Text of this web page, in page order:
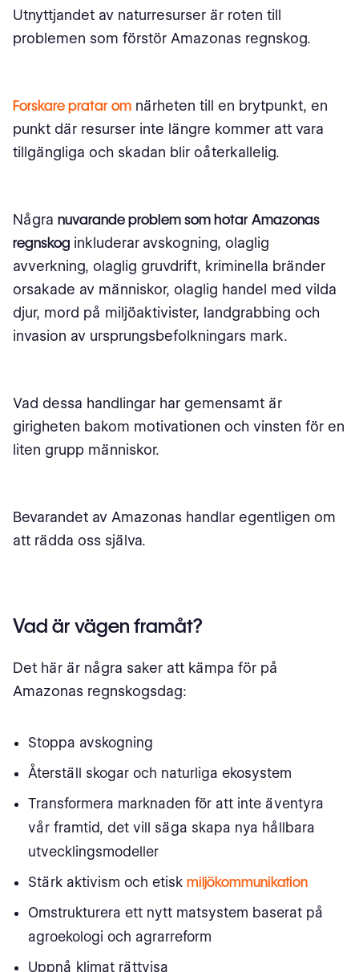
Utnyttjandet av naturresurser är roten till
problemen som förstör Amazonas regnskog.
Forskare pratar om närheten till en brytpunkt, en
punkt där resurser inte längre kommer att vara
tillgängliga och skadan blir oåterkallelig.
Några nuvarande problem som hotar Amazonas
regnskog inkluderar avskogning, olaglig
avverkning, olaglig gruvdrift, kriminella bränder
orsakade av människor, olaglig handel med vilda
djur, mord på miljöaktivister, landgrabbing och
invasion av ursprungsbefolkningars mark.
Vad dessa handlingar har gemensamt är
girigheten bakom motivationen och vinsten för en
liten grupp människor.
Bevarandet av Amazonas handlar egentligen om
att rädda oss själva.
Vad är vägen framåt?
Det här är några saker att kämpa för på
Amazonas regnskogsdag:
Stoppa avskogning
Återställ skogar och naturliga ekosystem
Transformera marknaden för att inte äventyra
vår framtid, det vill säga skapa nya hållbara
utvecklingsmodeller
Stärk aktivism och etiskmiljökommunikation
Omstrukturera ett nytt matsystem baserat på
agroekologi och agrarreform
Uppnå klimat rättvisa